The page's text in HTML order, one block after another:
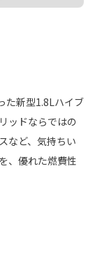
た新型1.8Lハイブ
ッドならではの
など、気持ちい
、優れた燃費性